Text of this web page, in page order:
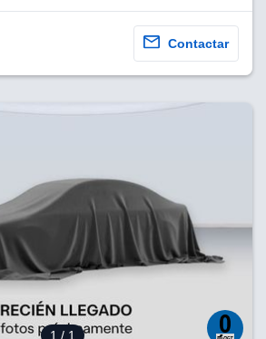
Contactar
1 / 1